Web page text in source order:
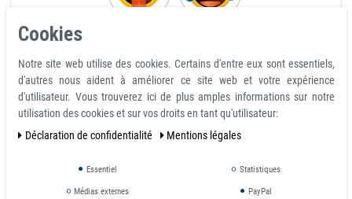
Aimants Emoji, lot de 4
13,75 €
Cookies
Notre site web utilise des cookies. Certains d'entre eux sont essentiels,
d'autres nous aident à améliorer ce site web et votre expérience
d'utilisateur. Vous trouverez ici de plus amples informations sur notre
utilisation des cookies et sur vos droits en tant qu'utilisateur:
Déclaration de confidentialité
Mentions légales
Essentiel Statistiques
Médias externes PayPal